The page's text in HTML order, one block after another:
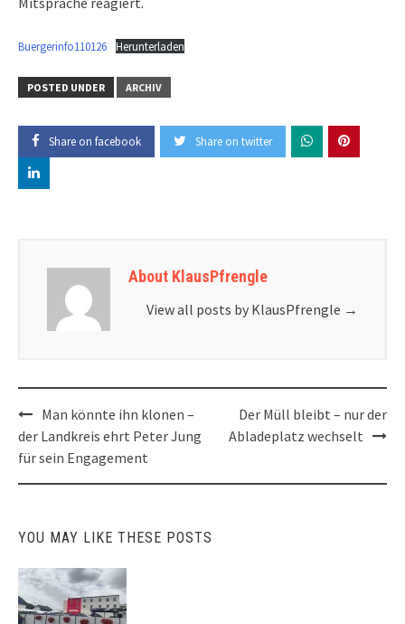
Buergerinfo110126 Herunterladen
POSTED UNDER ARCHIV
Share on facebook Share on twitter
About KlausPfrengle
View all posts by KlausPfrengle →
Post
navigation
Man könnte ihn klonen –
der Landkreis ehrt Peter Jung
für sein Engagement
Der Müll bleibt – nur der
Abladeplatz wechselt
YOU MAY LIKE THESE POSTS